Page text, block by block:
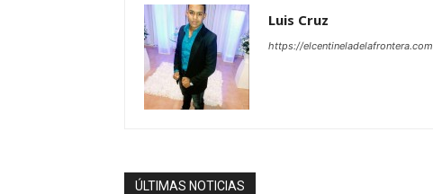
Luis Cruz
https://elcentineladelafrontera.com
ÚLTIMAS NOTICIAS